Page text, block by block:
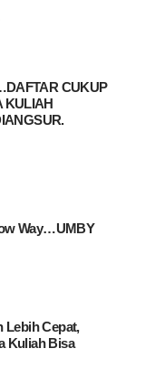
CUKUP
KULIAH
Way…UMBY
Lebih Cepat,
Kuliah Bisa